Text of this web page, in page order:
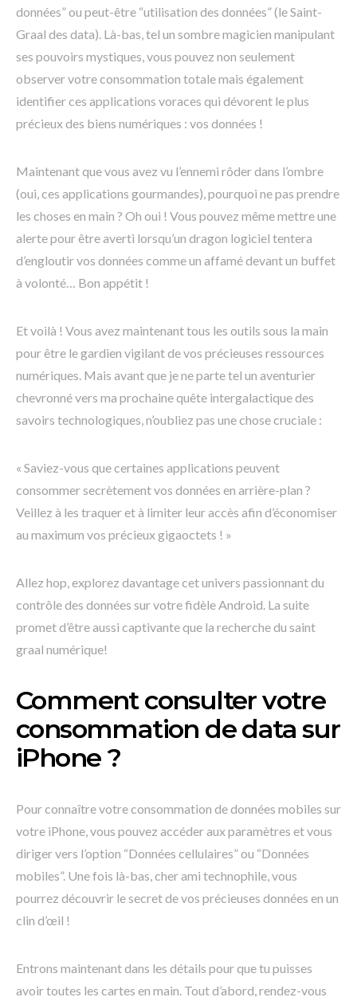
données” ou peut-être “utilisation des données” (le Saint-
Graal des data). Là-bas, tel un sombre magicien manipulant
ses pouvoirs mystiques, vous pouvez non seulement
observer votre consommation totale mais également
identifier ces applications voraces qui dévorent le plus
précieux des biens numériques : vos données !
Maintenant que vous avez vu l’ennemi rôder dans l’ombre
(oui, ces applications gourmandes), pourquoi ne pas prendre
les choses en main ? Oh oui ! Vous pouvez même mettre une
alerte pour être averti lorsqu’un dragon logiciel tentera
d’engloutir vos données comme un affamé devant un buffet
à volonté… Bon appétit !
Et voilà ! Vous avez maintenant tous les outils sous la main
pour être le gardien vigilant de vos précieuses ressources
numériques. Mais avant que je ne parte tel un aventurier
chevronné vers ma prochaine quête intergalactique des
savoirs technologiques, n’oubliez pas une chose cruciale :
« Saviez-vous que certaines applications peuvent
consommer secrètement vos données en arrière-plan ?
Veillez à les traquer et à limiter leur accès afin d’économiser
au maximum vos précieux gigaoctets ! »
Allez hop, explorez davantage cet univers passionnant du
contrôle des données sur votre fidèle Android. La suite
promet d’être aussi captivante que la recherche du saint
graal numérique!
Comment consulter votre
consommation de data sur
iPhone ?
Pour connaître votre consommation de données mobiles sur
votre iPhone, vous pouvez accéder aux paramètres et vous
diriger vers l’option “Données cellulaires” ou “Données
mobiles”. Une fois là-bas, cher ami technophile, vous
pourrez découvrir le secret de vos précieuses données en un
clin d’œil !
Entrons maintenant dans les détails pour que tu puisses
avoir toutes les cartes en main. Tout d’abord, rendez-vous